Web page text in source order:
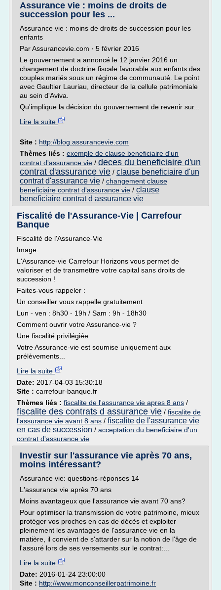
Assurance vie : moins de droits de
succession pour les ...
Assurance vie : moins de droits de succession pour les
enfants
Par Assurancevie.com · 5 février 2016
Le gouvernement a annoncé le 12 janvier 2016 un
changement de doctrine fiscale favorable aux enfants des
couples mariés sous un régime de communauté. Le point
avec Gaultier Lauriau, directeur de la cellule patrimoniale
au sein d'Aviva.
Qu'implique la décision du gouvernement de revenir sur...
Lire la suite
Site : http://blog.assurancevie.com
Thèmes liés : exemple de clause beneficiaire d'un
contrat d'assurance vie / deces du beneficiaire d'un
contrat d'assurance vie / clause beneficiaire d'un
contrat d'assurance vie / changement clause
beneficiaire contrat d'assurance vie / clause
beneficiaire contrat d assurance vie
Fiscalité de l'Assurance-Vie | Carrefour
Banque
Fiscalité de l'Assurance-Vie
Image:
L'Assurance-vie Carrefour Horizons vous permet de
valoriser et de transmettre votre capital sans droits de
succession !
Faites-vous rappeler :
Un conseiller vous rappelle gratuitement
Lun - ven : 8h30 - 19h / Sam : 9h - 18h30
Comment ouvrir votre Assurance-vie ?
Une fiscalité privilégiée
Votre Assurance-vie est soumise uniquement aux
prélèvements...
Lire la suite
Date: 2017-04-03 15:30:18
Site : carrefour-banque.fr
Thèmes liés : fiscalite de l'assurance vie apres 8 ans /
fiscalite des contrats d assurance vie / fiscalite de
l'assurance vie avant 8 ans / fiscalite de l'assurance vie
en cas de succession / acceptation du beneficiaire d'un
contrat d'assurance vie
Investir sur l'assurance vie après 70 ans,
moins intéressant?
Assurance vie: questions-réponses 14
L'assurance vie après 70 ans
Moins avantageux que l'assurance vie avant 70 ans?
Pour optimiser la transmission de votre patrimoine, mieux
protéger vos proches en cas de décès et exploiter
pleinement les avantages de l'assurance vie en la
matière, il convient de s'attarder sur la notion de l'âge de
l'assuré lors de ses versements sur le contrat:...
Lire la suite
Date: 2016-01-24 23:00:00
Site : http://www.monconseillerpatrimoine.fr